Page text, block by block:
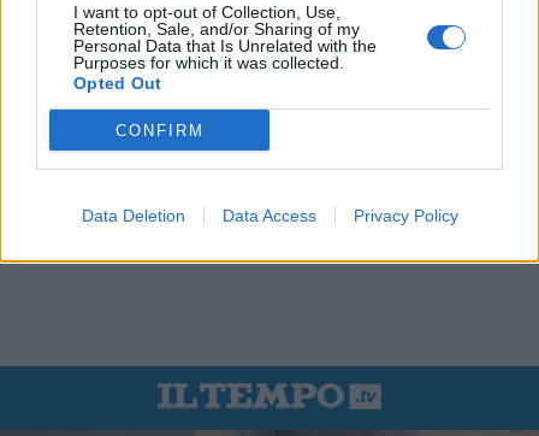
I want to opt-out of Collection, Use,
Retention, Sale, and/or Sharing of my
Personal Data that Is Unrelated with the
Purposes for which it was collected.
Opted Out
CONFIRM
Data Deletion Data Access Privacy Policy